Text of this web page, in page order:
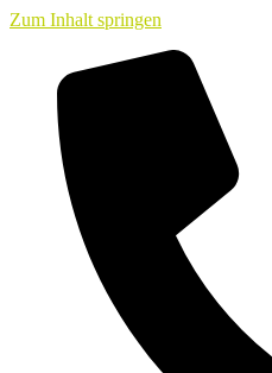
Zum Inhalt springen